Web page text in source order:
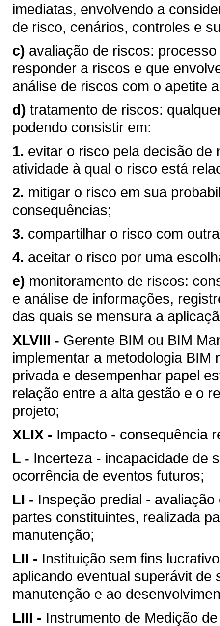
imediatas, envolvendo a
de risco, cenários, controles e
c) avaliação de riscos:
responder a riscos e que
análise de riscos com o apetite
d) tratamento de riscos:
podendo consistir em:
1. evitar o risco pela decisão de
atividade à qual o risco está
2. mitigar o risco em sua
consequências;
3. compartilhar o risco com
4. aceitar o risco por uma
e) monitoramento de riscos:
e análise de informações,
das quais se mensura a
XLVIII - Gerente BIM ou BIM
implementar a metodologia BIM
privada e desempenhar papel
relação entre a alta gestão e o
projeto;
XLIX - Impacto - consequência
L - Incerteza - incapacidade de
ocorrência de eventos futuros;
LI - Inspeção predial -
partes constituintes, realizada
manutenção;
LII - Instituição sem fins
aplicando eventual superávit de
manutenção e ao
LIII - Instrumento de Medição